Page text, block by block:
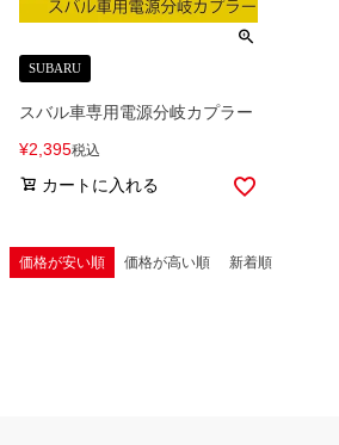
SUBARU
スバル車専用電源分岐カプラー
¥2,395税込
カートに入れる
価格が安い順 価格が高い順 新着順